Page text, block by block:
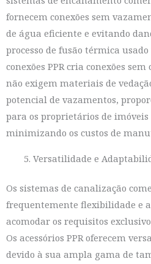
fornecem conexões sem
de água eficiente e evitando
processo de fusão térmica
conexões PPR cria conexões
não exigem materiais de
potencial de vazamentos,
para os proprietários de imóveis
minimizando os custos de
Versatilidade e
Os sistemas de canalização
frequentemente flexibilidade e
acomodar os requisitos
Os acessórios PPR oferecem
devido à sua ampla gama de